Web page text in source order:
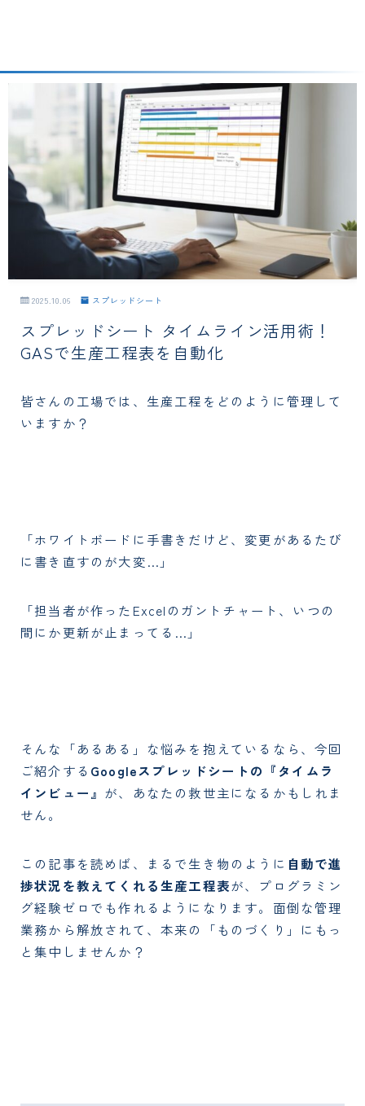
2025.10.06 スプレッドシート
スプレッドシート タイムライン活用術！
GASで生産工程表を自動化
皆さんの工場では、生産工程をどのように管理して
いますか？
「ホワイトボードに手書きだけど、変更があるたび
に書き直すのが大変…」
「担当者が作ったExcelのガントチャート、いつの
間にか更新が止まってる…」
そんな「あるある」な悩みを抱えているなら、今回
ご紹介する Googleスプレッドシートの『タイムラ
インビュー』 が、あなたの救世主になるかもしれま
せん。
この記事を読めば、まるで生き物のように 自動で進
捗状況を教えてくれる生産工程表が、プログラミン
グ経験ゼロでも作れるようになります。面倒な管理
業務から解放されて、本来の「ものづくり」にもっ
と集中しませんか？